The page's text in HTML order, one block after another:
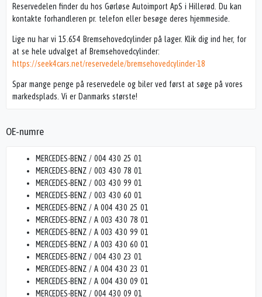
Reservedelen finder du hos Gørløse Autoimport ApS i Hillerød. Du kan
kontakte forhandleren pr. telefon eller besøge deres hjemmeside.
Lige nu har vi 15.654 Bremsehovedcylinder på lager. Klik dig ind her, for
at se hele udvalget af Bremsehovedcylinder:
https://seek4cars.net/reservedele/bremsehovedcylinder-18
Spar mange penge på reservedele og biler ved først at søge på vores
markedsplads. Vi er Danmarks største!
OE-numre
MERCEDES-BENZ / 004 430 25 01
MERCEDES-BENZ / 003 430 78 01
MERCEDES-BENZ / 003 430 99 01
MERCEDES-BENZ / 003 430 60 01
MERCEDES-BENZ / A 004 430 25 01
MERCEDES-BENZ / A 003 430 78 01
MERCEDES-BENZ / A 003 430 99 01
MERCEDES-BENZ / A 003 430 60 01
MERCEDES-BENZ / 004 430 23 01
MERCEDES-BENZ / A 004 430 23 01
MERCEDES-BENZ / A 004 430 09 01
MERCEDES-BENZ / 004 430 09 01